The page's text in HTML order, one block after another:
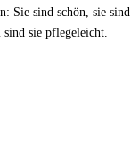
Sie sind schön, sie sind
sie pflegeleicht.